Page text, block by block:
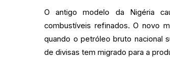
O antigo modelo da Nigéria
combustíveis refinados. O novo
quando o petróleo bruto nacional
de divisas tem migrado para a